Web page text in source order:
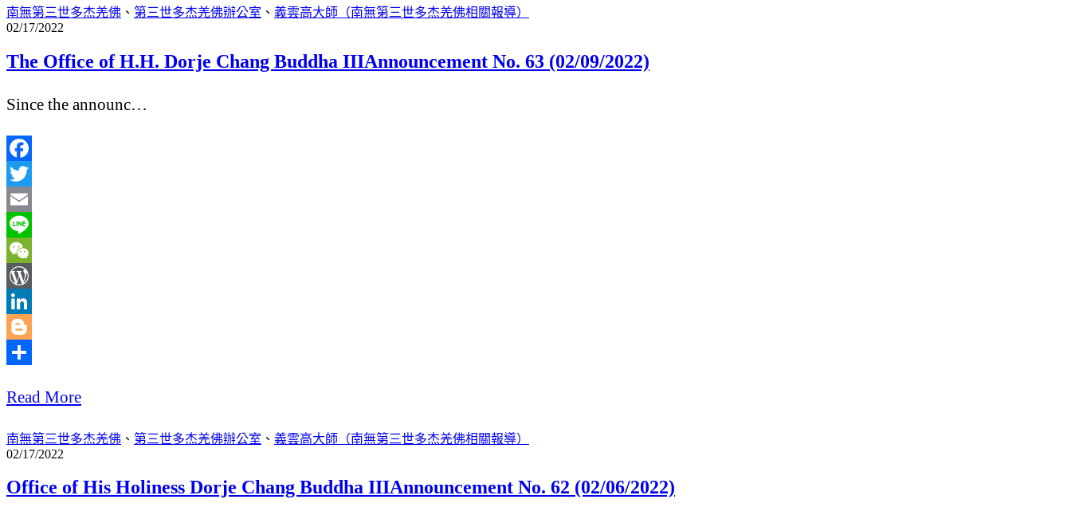
南無第三世多杰羌佛 、 第三世多杰羌佛辦公室 、 義雲高大師（南無第三世多杰羌佛相關報導）
02/17/2022
The Office of H.H. Dorje Chang Buddha IIIAnnouncement No. 63 (02/09/2022)
Since the announc…
Facebook
Twitter
Email
Line
WeChat
WordPress
LinkedIn
Blogger
享
Read More
南無第三世多杰羌佛 、 第三世多杰羌佛辦公室 、 義雲高大師（南無第三世多杰羌佛相關報導）
02/17/2022
Office of His Holiness Dorje Chang Buddha IIIAnnouncement No. 62 (02/06/2022)